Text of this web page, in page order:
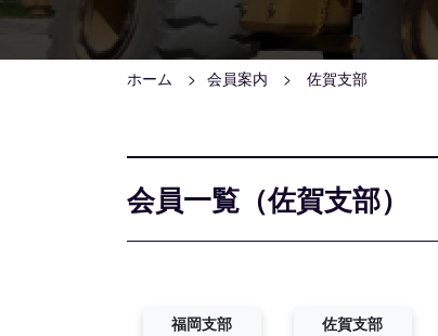
ホーム 会員案内 佐賀支部
会員一覧（佐賀支部）
福岡支部 佐賀支部